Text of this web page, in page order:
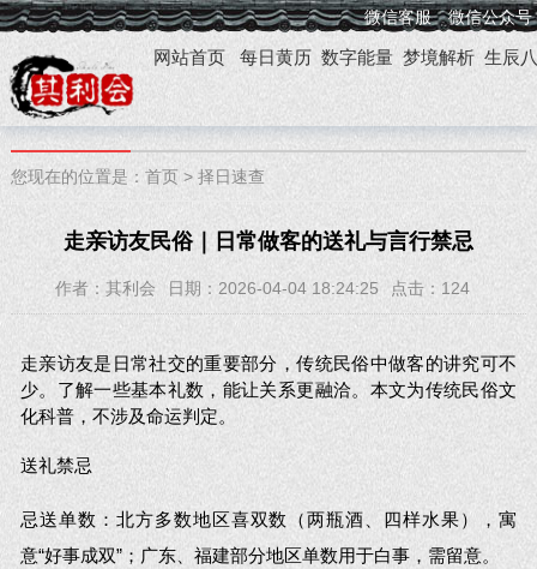
微信客服 微信公众号
网站首页 每日黄历 数字能量 梦境解析 生辰
您现在的位置是： 首页> 择日速查
走亲访友民俗｜日常做客的送礼与言行禁忌
作者：其利会 日期：2026-04-04 18:24:25 点击： 124
走亲访友是日常社交的重要部分，传统民俗中做客的讲究可不
少。了解一些基本礼数，能让关系更融洽。本文为传统民俗文
化科普，不涉及命运判定。
送礼禁忌
忌送单数：北方多数地区喜双数（两瓶酒、四样水果），寓
意“好事成双”；广东、福建部分地区单数用于白事，需留意。